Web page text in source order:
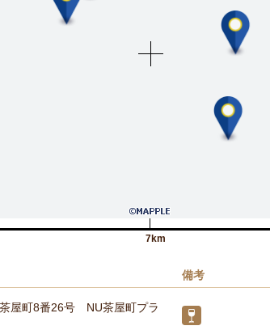
7km
備考
屋町8番26号 NU茶屋町プラ